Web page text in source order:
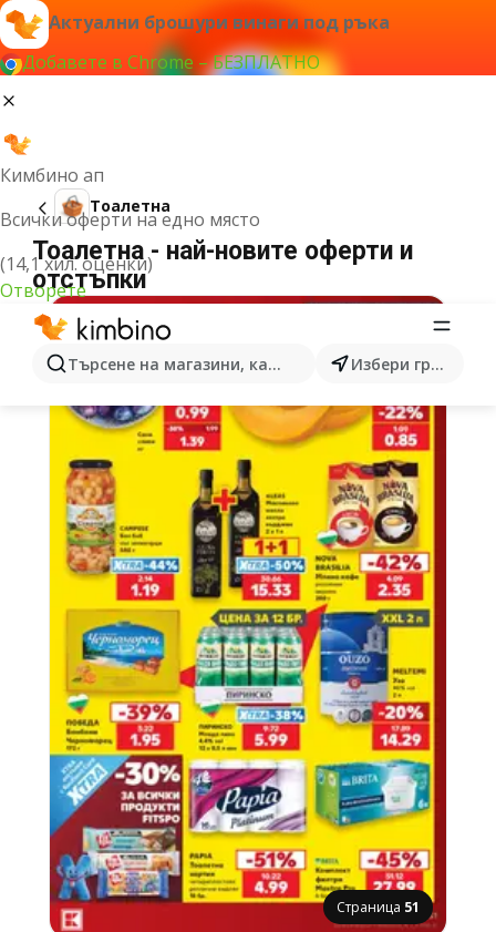
Актуални брошури винаги под ръка
Добавете в Chrome – БЕЗПЛАТНО
Кимбино ап
Всички оферти на едно място
(14,1 хил. оценки)
Отворете
Търсене на магазини, категории, продукти...Избери град
Тоалетна
Тоалетна - най-новите оферти и
отстъпки
Страница 51